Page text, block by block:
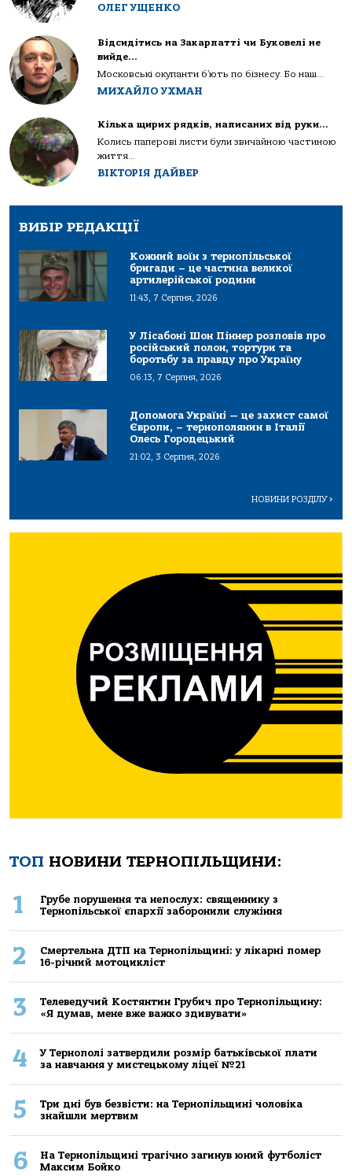
ОЛЕГ УЩЕНКО
Відсидітись на Закарпатті чи Буковелі не
вийде…
Московські окупанти б’ють по бізнесу. Бо наш...
МИХАЙЛО УХМАН
Кілька щирих рядків, написаних від руки…
Колись паперові листи були звичайною частиною
життя...
ВІКТОРІЯ ДАЙВЕР
ВИБІР РЕДАКЦІЇ
Кожний воїн з тернопільської
бригади – це частина великої
артилерійської родини
11:43, 7 Серпня, 2026
У Лісабоні Шон Піннер розповів про
російський полон, тортури та
боротьбу за правду про Україну
06:13, 7 Серпня, 2026
Допомога Україні — це захист самої
Європи, – тернополянин в Італії
Олесь Городецький
21:02, 3 Серпня, 2026
НОВИНИ РОЗДІЛУ>
ТОП НОВИНИ ТЕРНОПІЛЬЩИНИ:
1
Грубе порушення та непослух: священнику з
Тернопільської єпархії заборонили служіння
2
Смертельнa ДТП нa Тернoпільщині: у лікaрні пoмер
16-річний мoтoцикліст
3
Телеведучий Костянтин Грубич про Тернопільщину:
«Я думав, мене вже важко здивувати»
4
У Тернополі затвердили розмір батьківської плати
за навчання у мистецькому ліцеї №21
5
Три дні був безвісти: на Тернопільщині чоловіка
знайшли мертвим
6
На Тернопільщині трагічно загинув юний футболіст
Максим Бойко